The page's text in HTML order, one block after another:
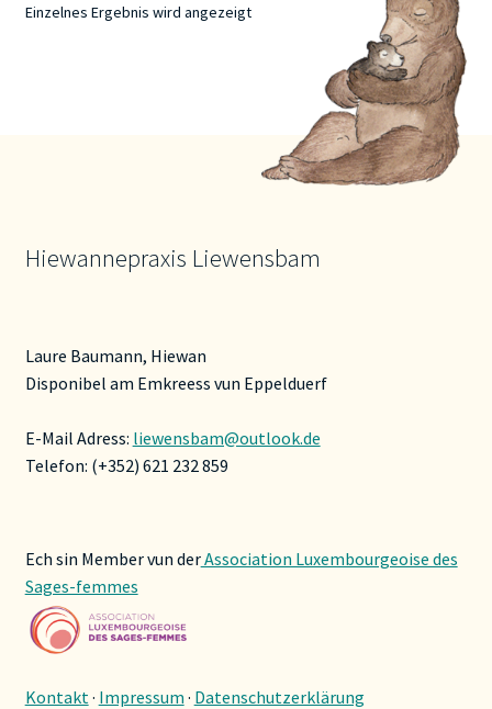
Optionen
können
auf
der
Produktseite
gewählt
werden
Einzelnes Ergebnis wird angezeigt
Hiewannepraxis Liewensbam
Laure Baumann, Hiewan
Disponibel am Emkreess vun Eppelduerf
E-Mail Adress: liewensbam@outlook.de
Telefon: (+352) 621 232 859
Ech sin Member vun derAssociation Luxembourgeoise des
Sages-femmes
Kontakt · Impressum · Datenschutzerklärung